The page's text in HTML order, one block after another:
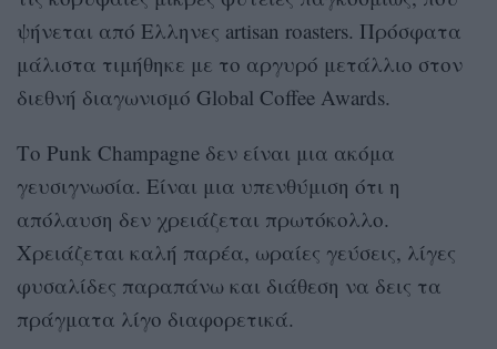
ψήνεται από Ελληνες artisan roasters. Πρόσφατα
μάλιστα τιμήθηκε με το αργυρό μετάλλιο στον
διεθνή διαγωνισμό Global Coffee Awards.
Το Punk Champagne δεν είναι μια ακόμα
γευσιγνωσία. Είναι μια υπενθύμιση ότι η
απόλαυση δεν χρειάζεται πρωτόκολλο.
Χρειάζεται καλή παρέα, ωραίες γεύσεις, λίγες
φυσαλίδες παραπάνω και διάθεση να δεις τα
πράγματα λίγο διαφορετικά.